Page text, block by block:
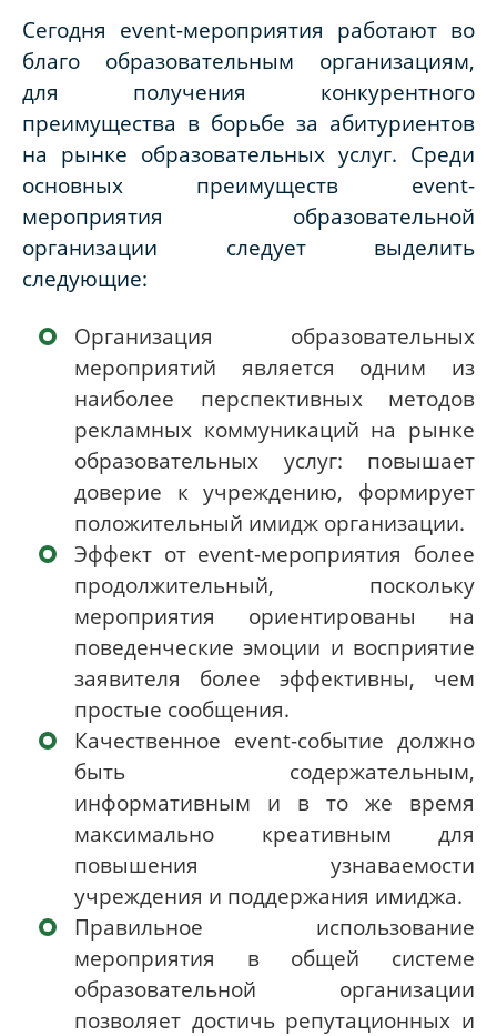
Сегодня event-мероприятия работают во
благо образовательным организациям,
для получения конкурентного
преимущества в борьбе за абитуриентов
на рынке образовательных услуг. Среди
основных преимуществ event-
мероприятия образовательной
организации следует выделить
следующие:
Организация образовательных
мероприятий является одним из
наиболее перспективных методов
рекламных коммуникаций на рынке
образовательных услуг: повышает
доверие к учреждению, формирует
положительный имидж организации.
Эффект от event-мероприятия более
продолжительный, поскольку
мероприятия ориентированы на
поведенческие эмоции и восприятие
заявителя более эффективны, чем
простые сообщения.
Качественное event-событие должно
быть содержательным,
информативным и в то же время
максимально креативным для
повышения узнаваемости
учреждения и поддержания имиджа.
Правильное использование
мероприятия в общей системе
образовательной организации
позволяет достичь репутационных и